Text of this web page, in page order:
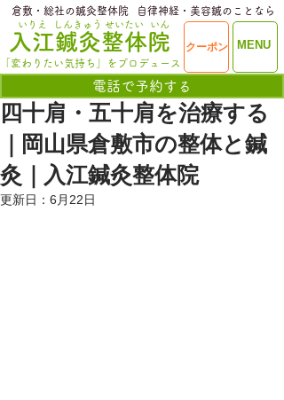
ME
​入江鍼灸整体院
いりえ
MENU
クーポン
電話で予約する
せいたい
しんきゅう いん
「変わりたい気持ち」をプロデュース
​倉敷・総社の鍼灸整体院 ​自律神経・美容鍼のことなら
四十肩・五十肩を治療する
｜岡山県倉敷市の整体と鍼
灸｜入江鍼灸整体院
更新日： 6月22日